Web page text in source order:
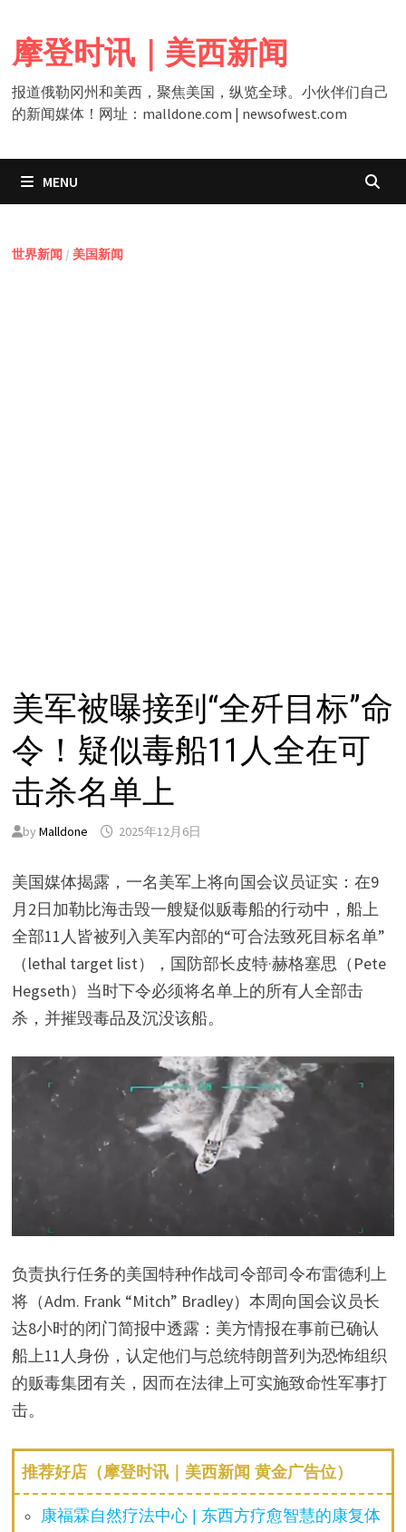
content
摩登时讯｜美西新闻
报道俄勒冈州和美西，聚焦美国，纵览全球。小伙伴们自己
的新闻媒体！网址：malldone.com | newsofwest.com
MENU
世界新闻/ 美国新闻
美军被曝接到“全歼目标”命
令！疑似毒船11人全在可
击杀名单上
by Malldone 2025年12月6日
美国媒体揭露，一名美军上将向国会议员证实：在9
月2日加勒比海击毁一艘疑似贩毒船的行动中，船上
全部11人皆被列入美军内部的“可合法致死目标名单”
（lethal target list），国防部长皮特·赫格塞思（Pete
Hegseth）当时下令必须将名单上的所有人全部击
杀，并摧毁毒品及沉没该船。
负责执行任务的美国特种作战司令部司令布雷德利上
将（Adm. Frank “Mitch” Bradley）本周向国会议员长
达8小时的闭门简报中透露：美方情报在事前已确认
船上11人身份，认定他们与总统特朗普列为恐怖组织
的贩毒集团有关，因而在法律上可实施致命性军事打
击。
推荐好店（摩登时讯｜美西新闻 黄金广告位）
康福霖自然疗法中心 | 东西方疗愈智慧的康复体